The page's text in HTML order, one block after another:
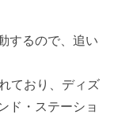
するので、追い
ており、ディズ
ド・ステーショ